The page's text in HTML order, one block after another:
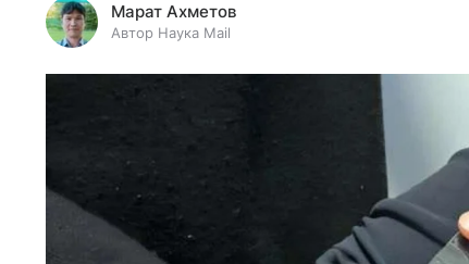
Марат Ахметов
Автор Наука Mail